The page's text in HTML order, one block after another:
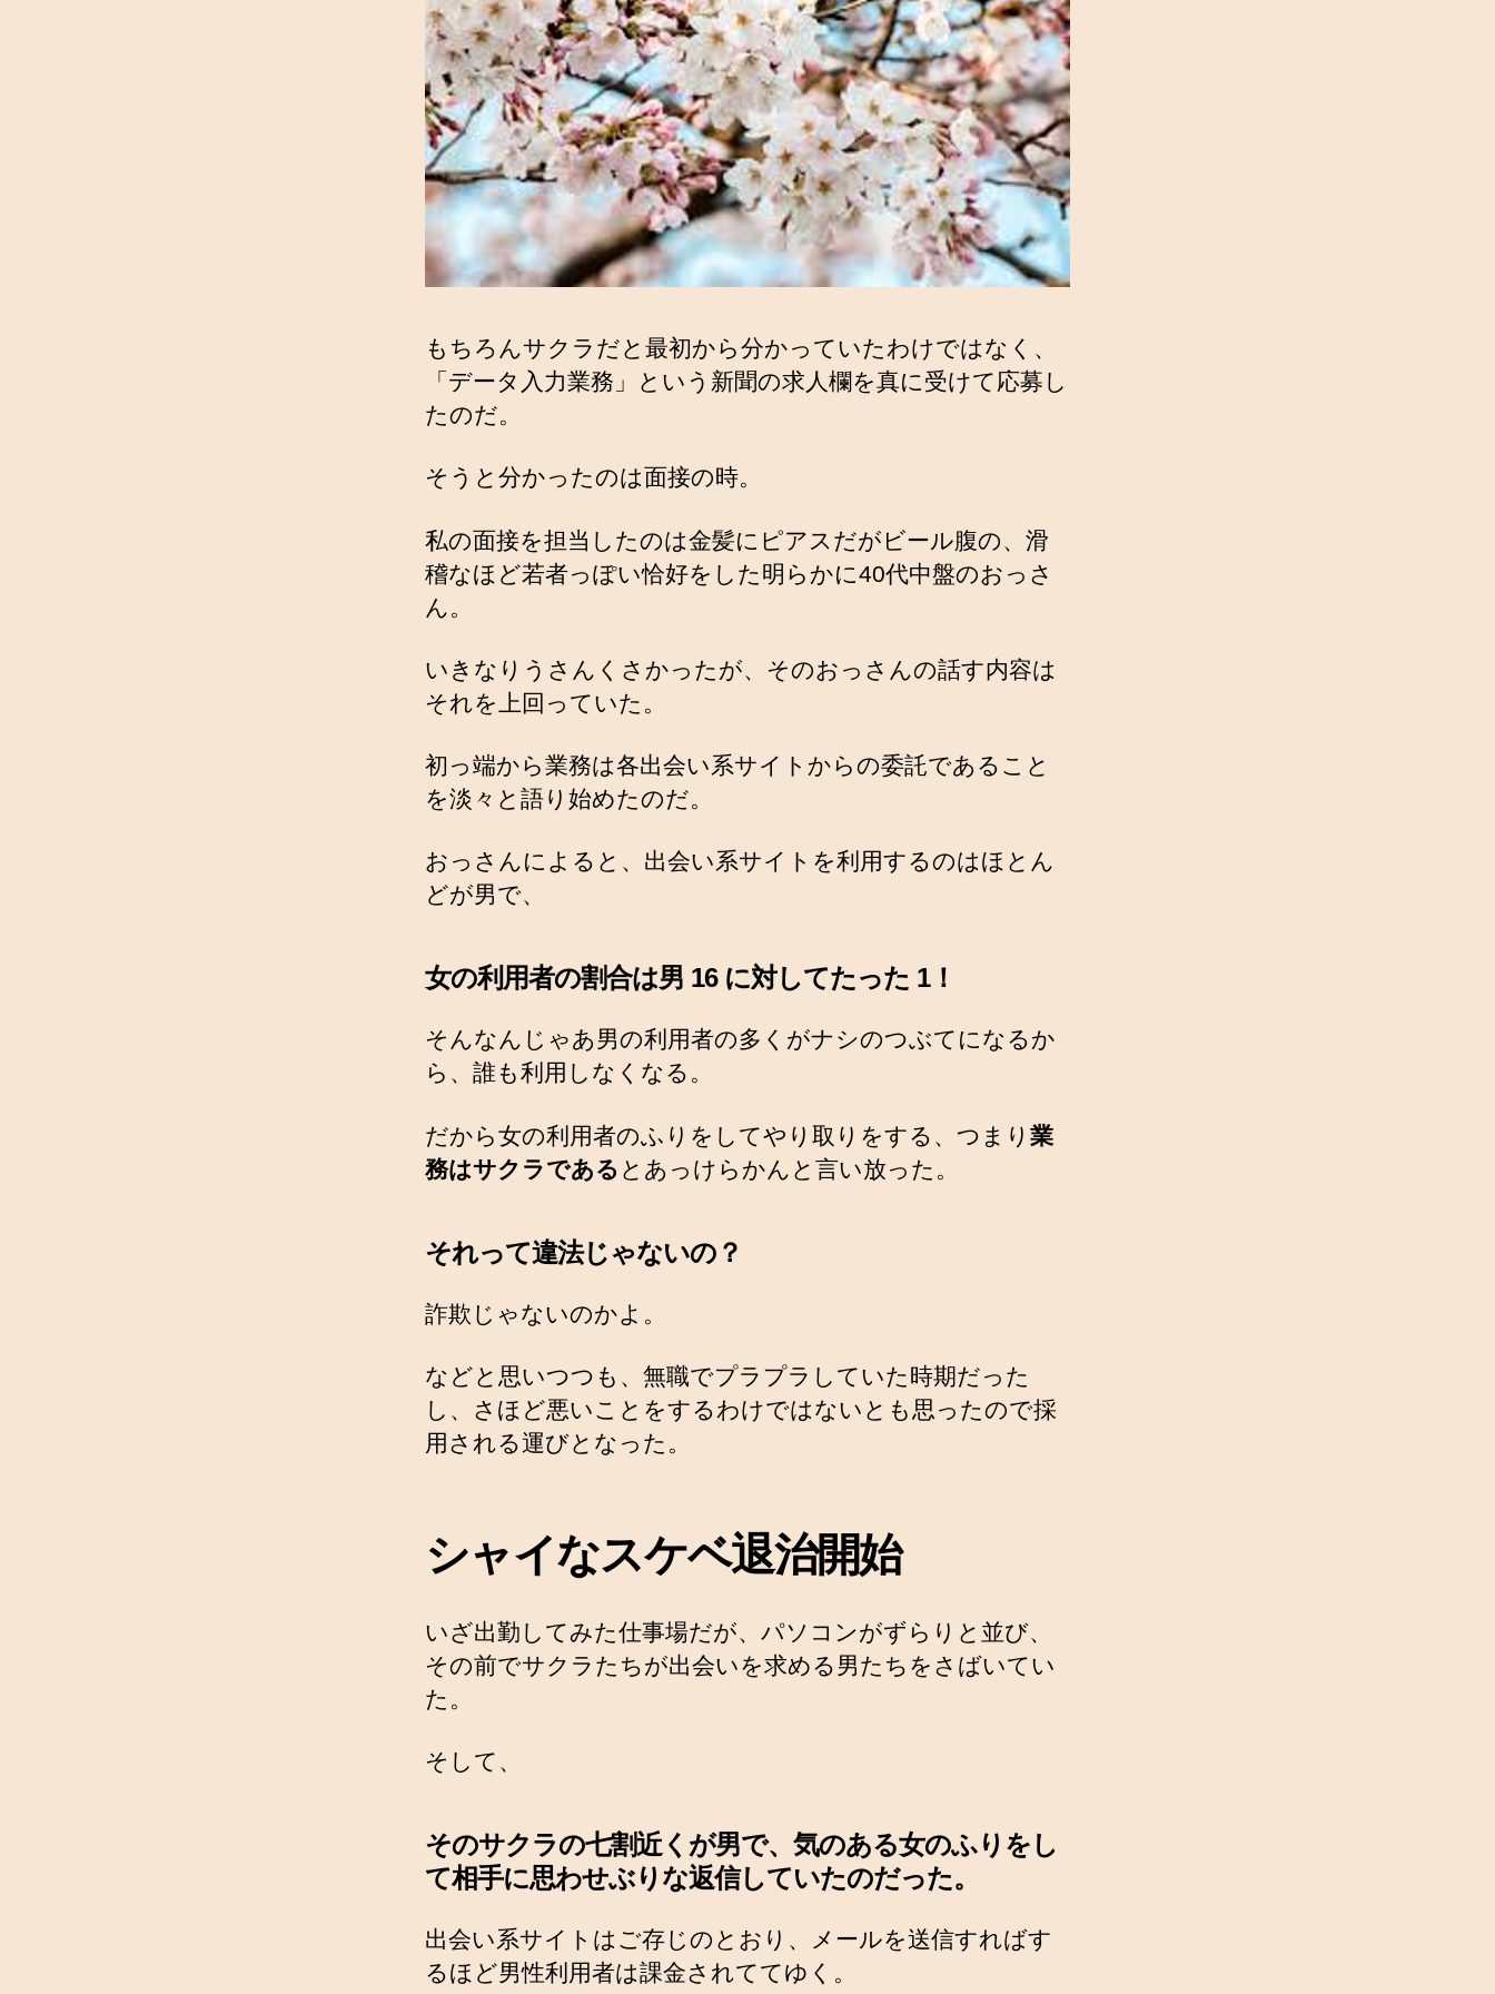
もちろんサクラだと最初から分かっていたわけではなく、
「データ入力業務」という新聞の求人欄を真に受けて応募し
たのだ。
そうと分かったのは面接の時。
私の面接を担当したのは金髪にピアスだがビール腹の、滑
稽なほど若者っぽい恰好をした明らかに40代中盤のおっさ
ん。
いきなりうさんくさかったが、そのおっさんの話す内容は
それを上回っていた。
初っ端から業務は各出会い系サイトからの委託であること
を淡々と語り始めたのだ。
おっさんによると、出会い系サイトを利用するのはほとん
どが男で、
女の利用者の割合は男 16 に対してたった 1！
そんなんじゃあ男の利用者の多くがナシのつぶてになるか
ら、誰も利用しなくなる。
だから女の利用者のふりをしてやり取りをする、つまり 業
務はサクラである とあっけらかんと言い放った。
それって違法じゃないの？
詐欺じゃないのかよ。
などと思いつつも、無職でプラプラしていた時期だった
し、さほど悪いことをするわけではないとも思ったので採
用される運びとなった。
シャイなスケベ退治開始
いざ出勤してみた仕事場だが、パソコンがずらりと並び、
その前でサクラたちが出会いを求める男たちをさばいてい
た。
そして、
そのサクラの七割近くが男で、気のある女のふりをし
て相手に思わせぶりな返信していたのだった。
出会い系サイトはご存じのとおり、メールを送信すればす
るほど男性利用者は課金されててゆく。